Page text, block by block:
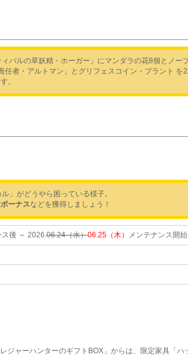
ィバルの草妖精・ホーガー」にマンダラの花8個とノー
者・アルトマン」とグリフェスコイン・プラント を2
。
」がどうやら困っている様子。
ーナスなどを獲得しましょう！
後 ～ 2026.06.24（水）06.25（木） メンテナンス開
ジャーハンターのギフトBOX」からは、限定家具「ハ